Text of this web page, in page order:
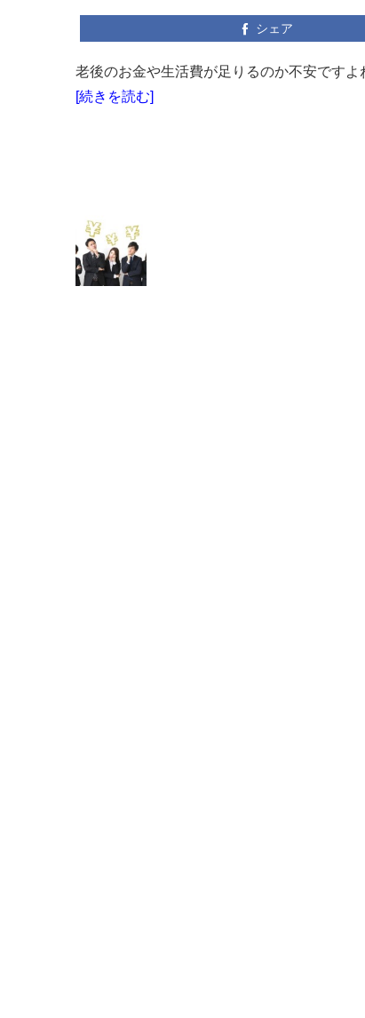
シェア
老後のお金や生活費が足りるのか不安です
[続きを読む]